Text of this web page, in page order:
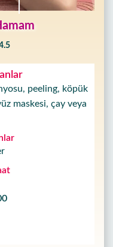
peeling, köpük
maskesi, çay veya